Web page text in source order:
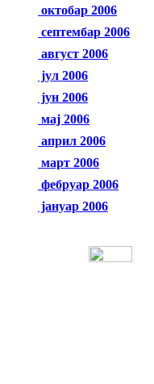
октобар 2006
септембар 2006
август 2006
јул 2006
јун 2006
мај 2006
април 2006
март 2006
фебруар 2006
јануар 2006